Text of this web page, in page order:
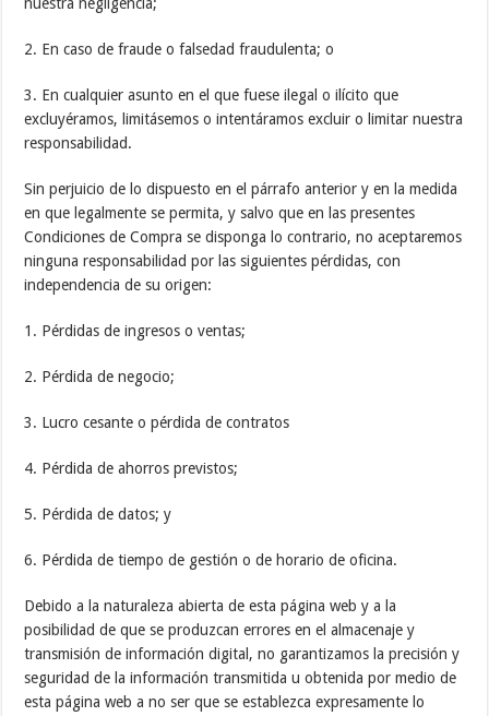
2. En caso de fraude o falsedad fraudulenta; o
3. En cualquier asunto en el que fuese ilegal o ilícito que
excluyéramos, limitásemos o intentáramos excluir o limitar nuestra
responsabilidad.
Sin perjuicio de lo dispuesto en el párrafo anterior y en la medida
en que legalmente se permita, y salvo que en las presentes
Condiciones de Compra se disponga lo contrario, no aceptaremos
ninguna responsabilidad por las siguientes pérdidas, con
independencia de su origen:
1. Pérdidas de ingresos o ventas;
2. Pérdida de negocio;
3. Lucro cesante o pérdida de contratos
4. Pérdida de ahorros previstos;
5. Pérdida de datos; y
6. Pérdida de tiempo de gestión o de horario de oficina.
Debido a la naturaleza abierta de esta página web y a la
posibilidad de que se produzcan errores en el almacenaje y
transmisión de información digital, no garantizamos la precisión y
seguridad de la información transmitida u obtenida por medio de
esta página web a no ser que se establezca expresamente lo